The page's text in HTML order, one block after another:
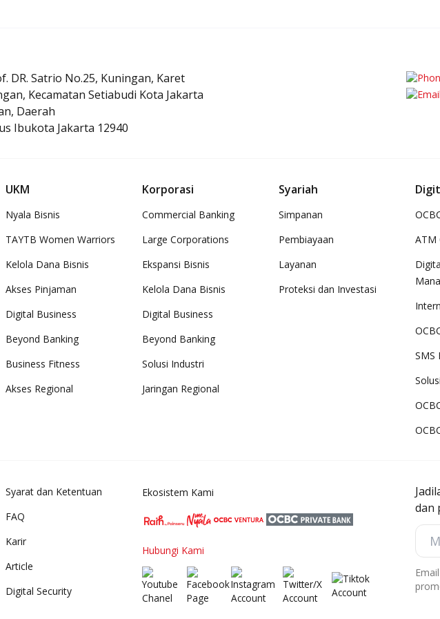
DR. Satrio No.25, Kuningan, Karet
Kecamatan Setiabudi Kota Jakarta
Daerah
Ibukota Jakarta 12940
UKM
Nyala Bisnis
TAYTB Women Warriors
Kelola Dana Bisnis
Akses Pinjaman
Digital Business
Beyond Banking
Business Fitness
Akses Regional
Korporasi
Commercial Banking
Large Corporations
Ekspansi Bisnis
Kelola Dana Bisnis
Digital Business
Beyond Banking
Solusi Industri
Jaringan Regional
Syariah
Simpanan
Pembiayaan
Layanan
Proteksi dan Investasi
ATM
SMS
Syarat dan Ketentuan
FAQ
Karir
Article
Digital Security
Ekosistem Kami
Hubungi Kami
dan